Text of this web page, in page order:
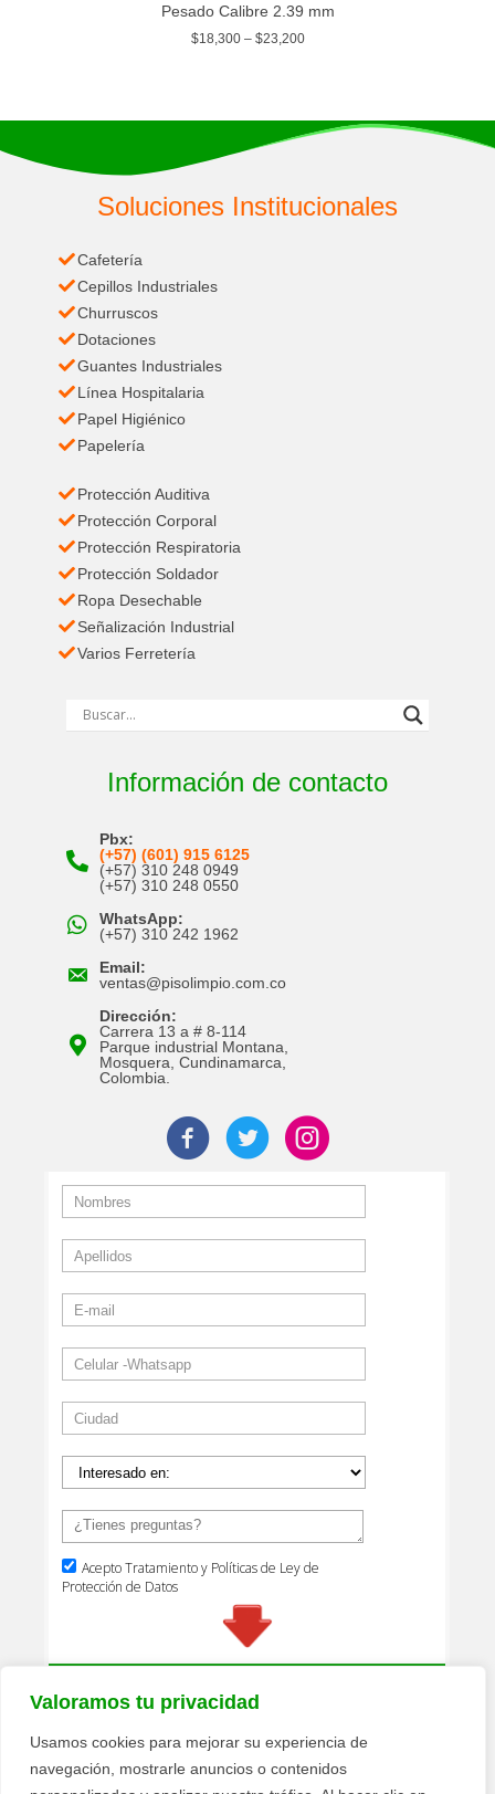
Valoramos tu privacidad
Usamos cookies para mejorar su experiencia de
navegación, mostrarle anuncios o contenidos
Pesado Calibre 2.39 mm
$18,300– $23,200
Soluciones Institucionales
Cafetería
Cepillos Industriales
Churruscos
Dotaciones
Guantes Industriales
Línea Hospitalaria
Papel Higiénico
Papelería
Protección Auditiva
Protección Corporal
Protección Respiratoria
Protección Soldador
Ropa Desechable
Señalización Industrial
Varios Ferretería
Información de contacto
Pbx:
(+57) (601) 915 6125
(+57) 310 248 0949
(+57) 310 248 0550
WhatsApp:
(+57) 310 242 1962
Email:
ventas@pisolimpio.com.co
Dirección:
Carrera 13 a # 8-114
Parque industrial Montana,
Mosquera, Cundinamarca,
Colombia.